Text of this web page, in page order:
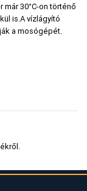
30°C-on történő
is.A vízlágyító
a mosógépét.